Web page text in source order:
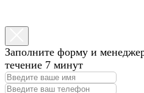
Заполните форму и
течение 7 минут